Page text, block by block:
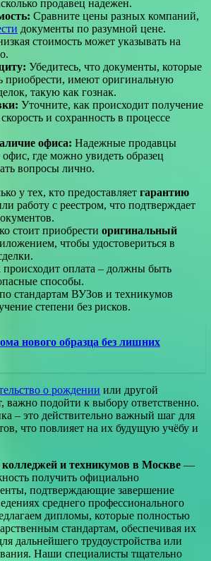
продавец надежен.
Сравните цены разных компаний,
документы по разумной цене.
стоимость может указывать на
Убедитесь, что документы, которые
приобрести, имеют оригинальную
такую как гознак.
Уточните, как происходит получение
и сохранность в процессе
офиса: Надежные продавцы
где можно увидеть образец
вопросы лично.
у тех, кто предоставляет гарантию
работу с реестром, что подтверждает
стоит приобрести оригинальный
чтобы удостовериться в
происходит оплата – должны быть
способы.
стандартам ВУЗов и техникумов
степени без рисков.
нового образца без лишних
о рождении или другой
важно подойти к выбору ответственно.
– это действительно важный шаг для
что повлияет на их будущую учёбу и
и техникумов в Москве —
получить официально
подтверждающие завершение
среднего профессионального
дипломы, которые полностью
стандартам, обеспечивая их
дальнейшего трудоустройства или
Наши специалисты тщательно